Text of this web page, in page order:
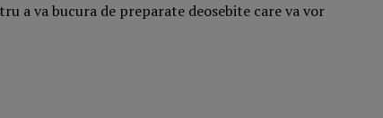
a va bucura de preparate deosebite care va vor